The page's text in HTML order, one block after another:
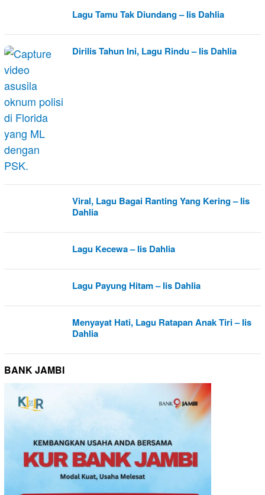
Lagu Tamu Tak Diundang – Iis Dahlia
Dirilis Tahun Ini, Lagu Rindu – Iis Dahlia
Viral, Lagu Bagai Ranting Yang Kering – Iis
Dahlia
Lagu Kecewa – Iis Dahlia
Lagu Payung Hitam – Iis Dahlia
Menyayat Hati, Lagu Ratapan Anak Tiri – Iis
Dahlia
BANK JAMBI